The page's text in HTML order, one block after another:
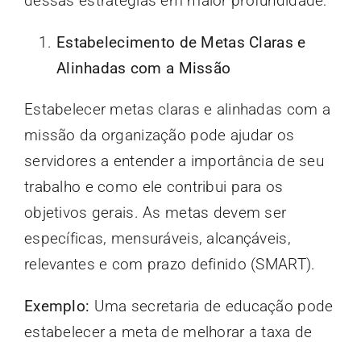
Estabelecimento de Metas Claras e
Alinhadas com a Missão
Estabelecer metas claras e alinhadas com a
missão da organização pode ajudar os
servidores a entender a importância de seu
trabalho e como ele contribui para os
objetivos gerais. As metas devem ser
específicas, mensuráveis, alcançáveis,
relevantes e com prazo definido (SMART).
Exemplo: Uma secretaria de educação pode
estabelecer a meta de melhorar a taxa de